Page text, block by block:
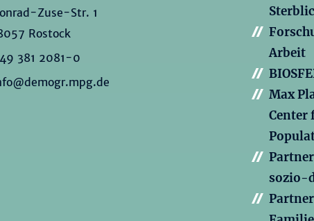
Zuse-Str. 1
Rostock
381 2081-0
Arbeit
Max
Center
sozio-